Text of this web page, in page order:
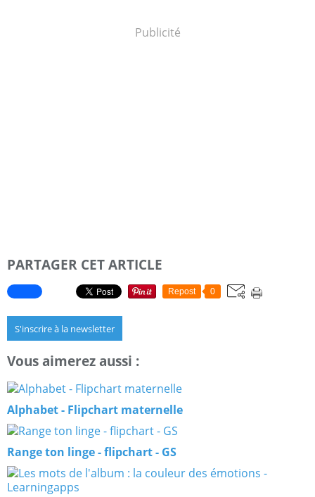
Publicité
PARTAGER CET ARTICLE
Repost 0
S'inscrire à la newsletter
Vous aimerez aussi :
Alphabet - Flipchart maternelle
Range ton linge - flipchart - GS